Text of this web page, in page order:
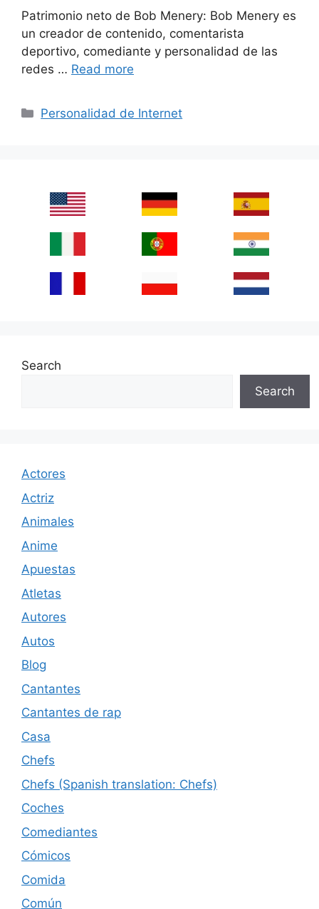
Patrimonio neto de Bob Menery: Bob Menery es
un creador de contenido, comentarista
deportivo, comediante y personalidad de las
redes … Read more
Categories
Personalidad de Internet
Search
Search
Actores
Actriz
Animales
Anime
Apuestas
Atletas
Autores
Autos
Blog
Cantantes
Cantantes de rap
Casa
Chefs
Chefs (Spanish translation: Chefs)
Coches
Comediantes
Cómicos
Comida
Común